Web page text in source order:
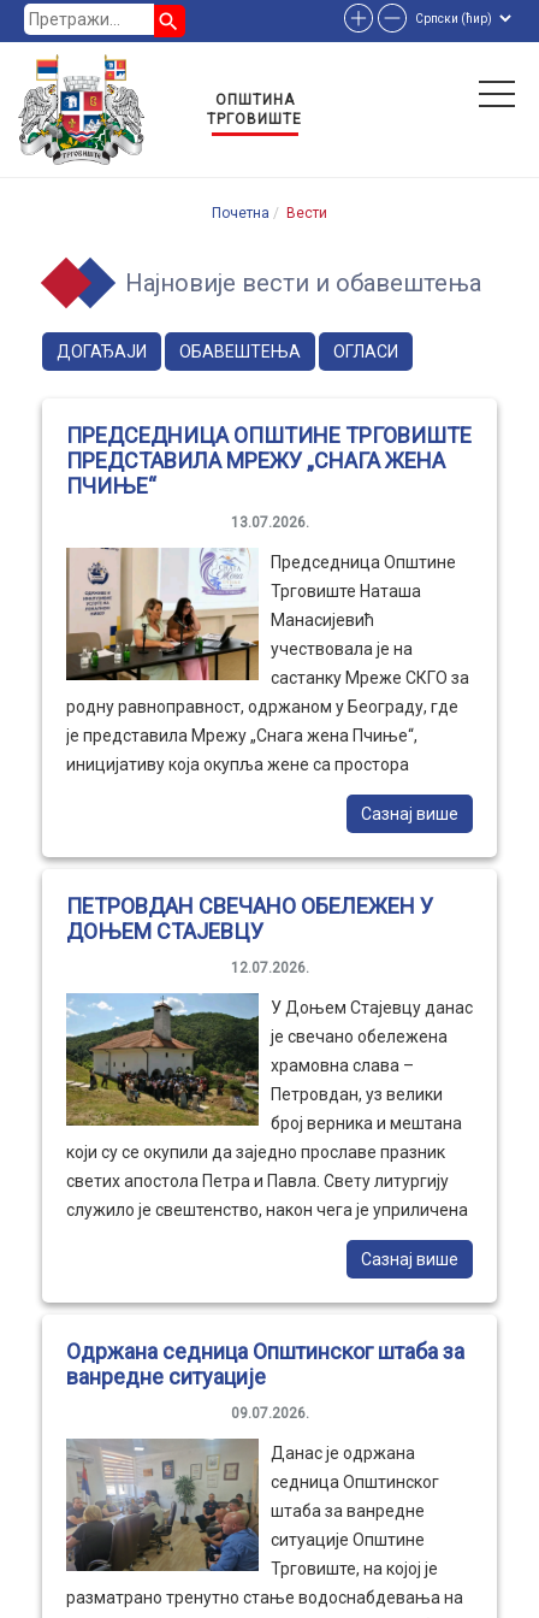
search
ОПШТИНА
ТРГОВИШТЕ
Почетна Вести
Најновије вести и обавештења
ДОГАЂАЈИ ОБАВЕШТЕЊА ОГЛАСИ
ПРЕДСЕДНИЦА ОПШТИНЕ ТРГОВИШТЕ
ПРЕДСТАВИЛА МРЕЖУ „СНАГА ЖЕНА
ПЧИЊЕ“
13.07.2026.
Председница Општине
Трговиште Наташа
Манасијевић
учествовала је на
састанку Мреже СКГО за
родну равноправност, одржаном у Београду, где
је представила Мрежу „Снага жена Пчиње“,
иницијативу која окупља жене са простора
општине Трговиште, са циљем јачања међусобне
сарадње, солидарности, економског оснаживања
породицу као основну ћелију друштва, уз поруку
да се снажна и стабилна заједница гради кроз
међусобно поштовање, разумевање и обострану
подршку мушкарца и жене, као равноправних
партнера у породици и друштву. Састанку су,
поред председнице општине, присуствовале и
сараднице Јована Живковић, шеф Кабинета
председнице општине, и Александра Стојковић,
солидарности, сарадњи и једнаким могућностима.
Сазнај више
ПЕТРОВДАН СВЕЧАНО ОБЕЛЕЖЕН У
ДОЊЕМ СТАЈЕВЦУ
12.07.2026.
У Доњем Стајевцу данас
је свечано обележена
храмовна слава –
Петровдан, уз велики
број верника и мештана
који су се окупили да заједно прославе празник
светих апостола Петра и Павла. Свету литургију
служило је свештенство, након чега је уприличена
традиционална литија око храма и обред резања
славског колача. Овогодишњи кум славе био је
председник Скупштине општине Трговиште Ненад
Крстић, председница Општине Трговиште Наташа
Манасијевић са својом породицом, као и заменик
председнице општине Братислав Крстић.
Општина Трговиште свим верницима честита
Петровдан, уз жељу да овај велики празник
донесе здравље, мир, благостање и заједништво
свим нашим грађанима.
Сазнај више
Одржана седница Општинског штаба за
ванредне ситуације
09.07.2026.
Данас је одржана
седница Општинског
штаба за ванредне
ситуације Општине
Трговиште, на којој је
разматрано тренутно стање водоснабдевања на